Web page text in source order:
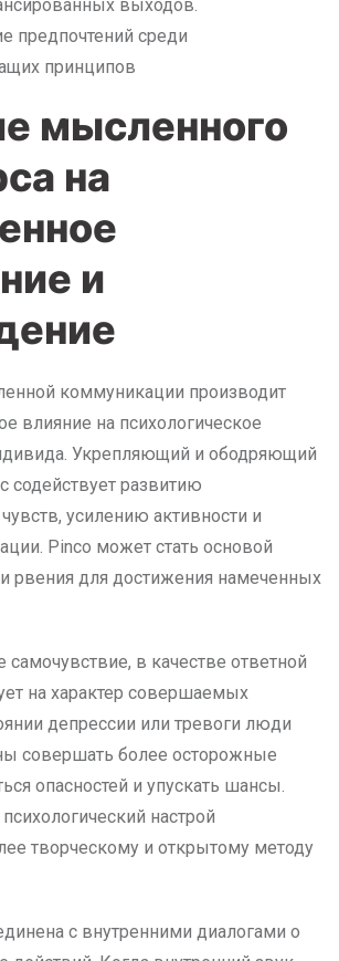
выходов.
предпочтений среди
принципов
мысленного
на
и
коммуникации производит
влияние на психологическое
Укрепляющий и ободряющий
содействует развитию
усилению активности и
Pinco может стать основой
рвения для достижения намеченных
самочувствие, в качестве ответной
на характер совершаемых
депрессии или тревоги люди
совершать более осторожные
опасностей и упускать шансы.
настрой
творческому и открытому методу
с внутренними диалогами о